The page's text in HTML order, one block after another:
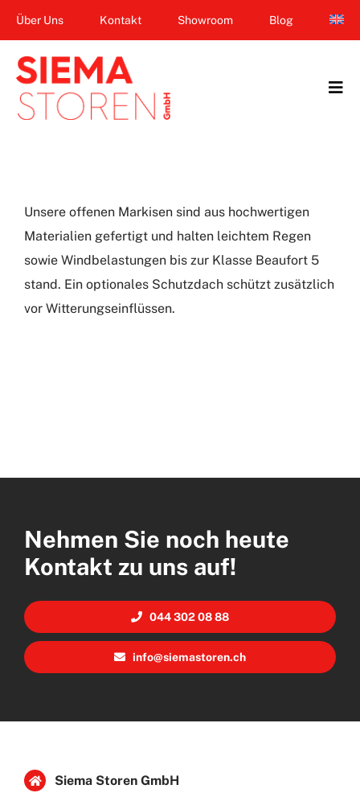
Zum
springen
Über Uns Kontakt Showroom Blog
Balkon & Loggia
Dienstleistungen
Unsere offenen Markisen sind aus hochwertigen
Materialien gefertigt und halten leichtem Regen
sowie Windbelastungen bis zur Klasse Beaufort 5
stand. Ein optionales Schutzdach schützt zusätzlich
vor Witterungseinflüssen.
Nehmen Sie noch heute
Kontakt zu uns auf!
044 302 08 88
info@siemastoren.ch
Siema Storen GmbH